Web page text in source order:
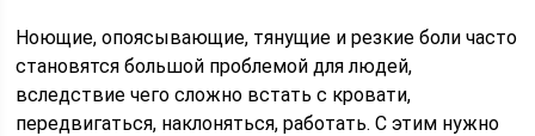
Ноющие, опоясывающие, тянущие и резкие боли часто
становятся большой проблемой для людей,
вследствие чего сложно встать с кровати,
передвигаться, наклоняться, работать. С этим нужно